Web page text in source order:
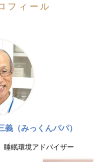
フィール
義（みっくんパパ）
眠環境アドバイザー